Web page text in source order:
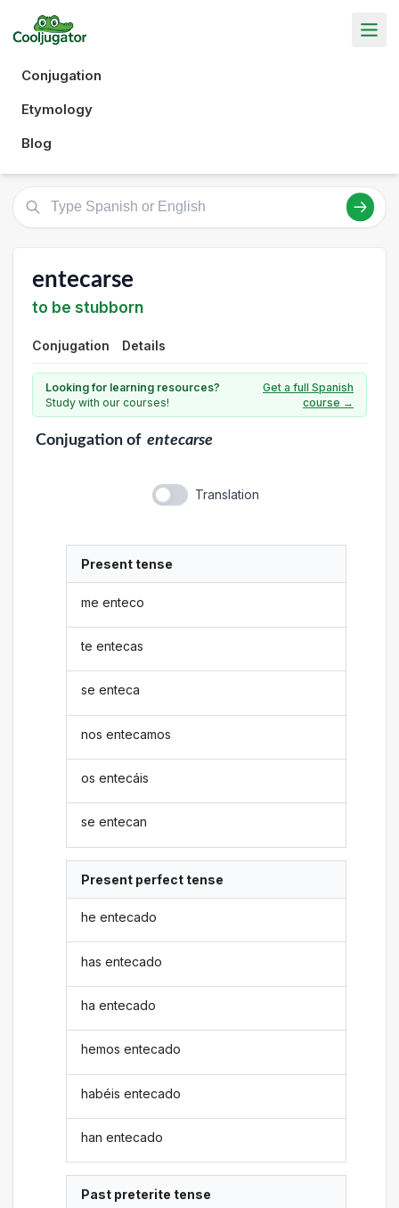
Conjugation
Etymology
Blog
entecarse
to be stubborn
Conjugation Details
Looking for learning resources?
Study with our courses!
Get a full Spanish
course →
Conjugationof entecarse
Translation
Present tense
me enteco
te entecas
se enteca
nos entecamos
os entecáis
se entecan
Present perfect tense
he entecado
has entecado
ha entecado
hemos entecado
habéis entecado
han entecado
Past preterite tense